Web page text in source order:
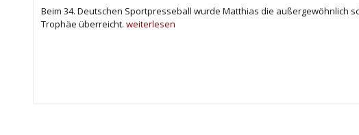
Beim 34. Deutschen Sportpresseball wurde Matthias die außergewöhnlich
Trophäe überreicht. weiterlesen